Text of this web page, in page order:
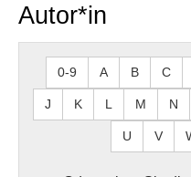
Autor*in
0-9 A B C
J K L M N
U V